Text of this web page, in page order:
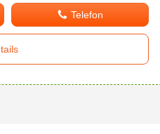
Telefon